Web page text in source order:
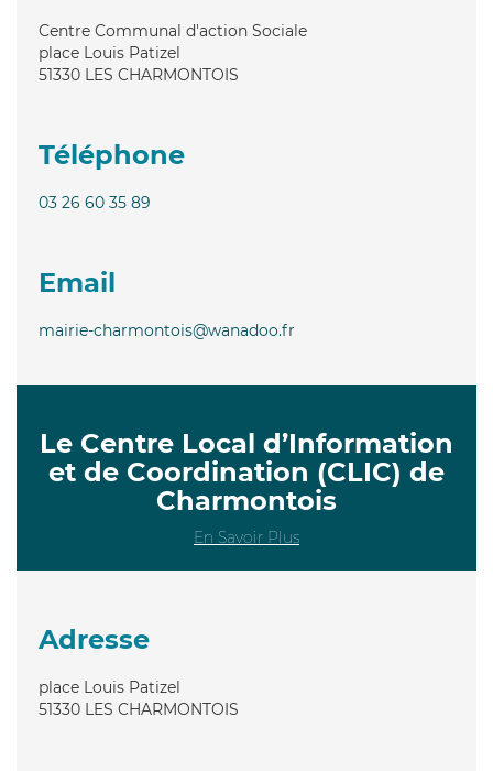
Centre Communal d'action Sociale
place Louis Patizel
51330 LES CHARMONTOIS
Téléphone
03 26 60 35 89
Email
mairie-charmontois@wanadoo.fr
Le Centre Local d’Information
et de Coordination (CLIC) de
Charmontois
En Savoir Plus
Adresse
place Louis Patizel
51330 LES CHARMONTOIS